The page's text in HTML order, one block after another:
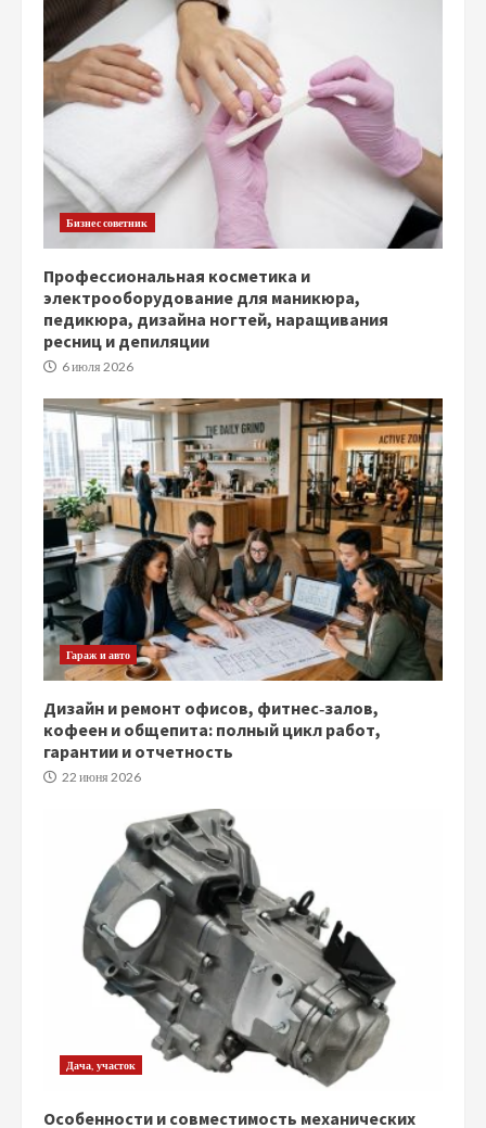
Бизнес советник
Профессиональная косметика и
электрооборудование для маникюра,
педикюра, дизайна ногтей, наращивания
ресниц и депиляции
6 июля 2026
Гараж и авто
Дизайн и ремонт офисов, фитнес‑залов,
кофеен и общепита: полный цикл работ,
гарантии и отчетность
22 июня 2026
Дача, участок
Особенности и совместимость механических